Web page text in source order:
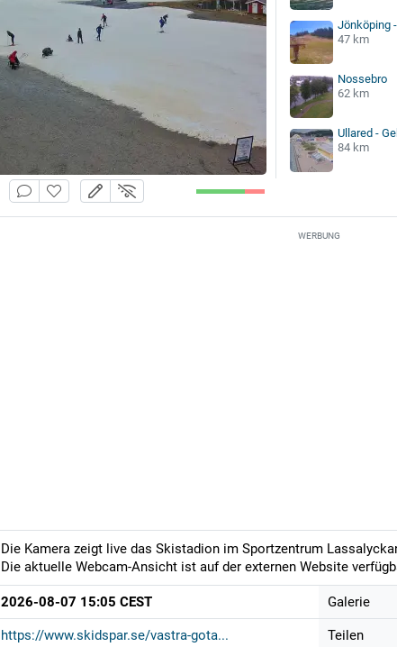
Jönköping
47 km
Nossebro
62 km
Ullared -
84 km
WERBUNG
Die Kamera zeigt live das Skistadion im Sportzentrum
Die aktuelle Webcam-Ansicht ist auf der externen Website
2026-08-07 15:05 CEST
https://www.skidspar.se/vastra-gota...
Galerie
Teilen